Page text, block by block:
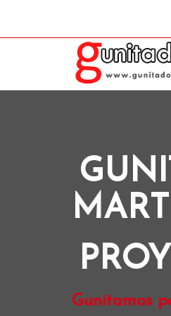
Gunitamos